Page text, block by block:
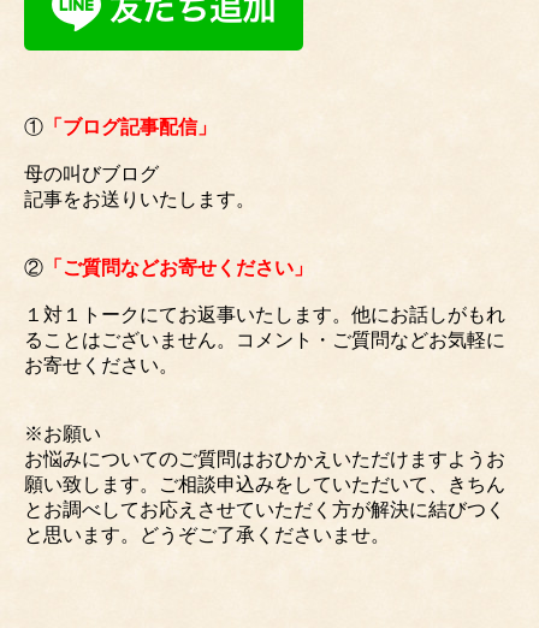
① 「ブログ記事配信」
母の叫びブログ
記事をお送りいたします。
② 「ご質問などお寄せください」
１対１トークにてお返事いたします。他にお話しがもれ
ることはございません。コメント・ご質問などお気軽に
お寄せください。
※お願い
お悩みについてのご質問はおひかえいただけますようお
願い致します。ご相談申込みをしていただいて、きちん
とお調べしてお応えさせていただく方が解決に結びつく
と思います。どうぞご了承くださいませ。